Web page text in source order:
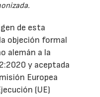
de esta
objeción formal
alemán a la
y aceptada
Europea
(UE)